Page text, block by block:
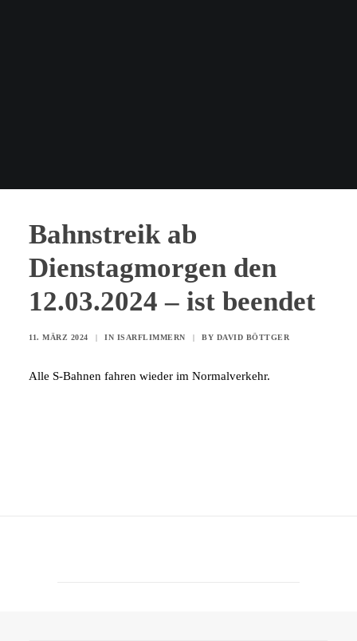
Bahnstreik ab
Dienstagmorgen den
12.03.2024 – ist beendet
11. MÄRZ 2024 | IN ISARFLIMMERN | BY DAVID BÖTTGER
Alle S-Bahnen fahren wieder im Normalverkehr.